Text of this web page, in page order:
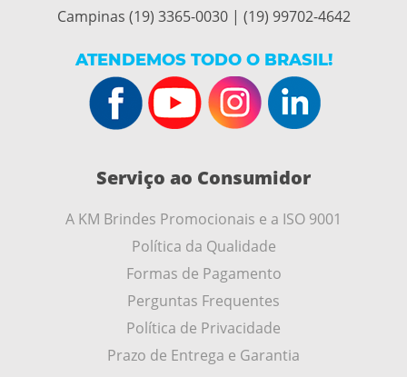
Campinas (19) 3365-0030 | (19) 99702-4642
ATENDEMOS TODO O BRASIL!
Serviço ao Consumidor
A KM Brindes Promocionais e a ISO 9001
Política da Qualidade
Formas de Pagamento
Perguntas Frequentes
Política de Privacidade
Prazo de Entrega e Garantia